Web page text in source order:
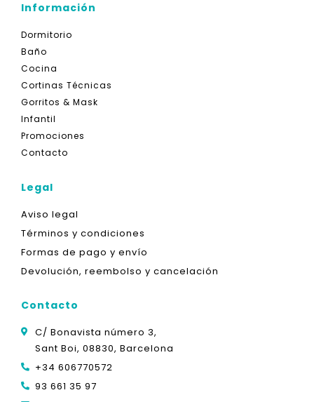
Información
Dormitorio
Baño
Cocina
Cortinas Técnicas
Gorritos & Mask
Infantil
Promociones
Contacto
Legal
Aviso legal
Términos y condiciones
Formas de pago y envío
Devolución, reembolso y cancelación
Contacto
C/ Bonavista número 3,
Sant Boi, 08830, Barcelona
+34 606770572
93 661 35 97